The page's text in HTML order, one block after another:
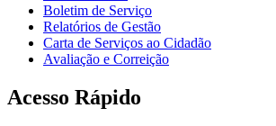
Boletim de Serviço
Relatórios de Gestão
Carta de Serviços ao Cidadão
Avaliação e Correição
Acesso Rápido